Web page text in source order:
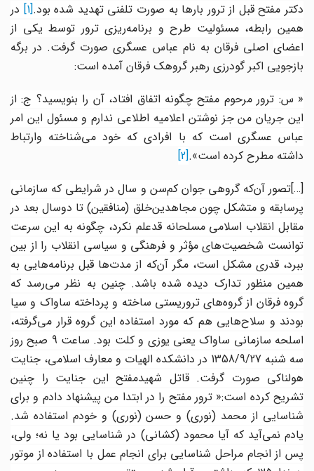
دکتر مفتح قبل از ترور بارها به صورت تلفنی تهدید شده بود.[1] در
همین رابطه، مسئولیت طرح و برنامه‌ریزی ترور توسط یکی از
اعضایاصلی فرقان به نام عباس عسگری صورت گرفت. در برگه
بازجویی اکبر گودرزی رهبر گروهک فرقان آمده است:
« س: ترور مرحوم مفتح چگونه اتفاق افتاد، آن را بنویسید؟ ج: از
این جریان من جز نوشتن اعلامیه اطلاعی ندارم و مسئول این امر
عباس عسگری است که با افرادی که خود می‌‌شناخته و ارتباط
داشته مطرح کرده است».[2]
[…]تصور آنکه گروهی جوان کم‌سن و سال در شرایطی که سازمانی
پرسابقه و متشکل چون مجاهدین‌خلق (منافقین) تا دوسال بعد در
مقابل انقلاب اسلامی ‌‌مسلحانه قدعلم نکرد، چگونه به این سرعت
توانست شخصیت‌های مؤثر و فرهنگی و سیاسی انقلاب را از بین
ببرد، قدری مشکل است، مگر آن‌که از مدت‌ها قبل برنامه‌هایی به
همین منظور تدارک دیده شده باشد. چنین به نظر می‌‌رسد که
گروه فرقان از گروه‌های تروریستی ساخته و پرداخته ساواک و سیا
بودند و سلاح‌هایی هم که مورد استفاده این گروه قرار می‌‌گرفته،
اسلحه سازمانی ساواک یعنی یوزی و کلت بود. ساعت 9 صبح روز
سه شنبه 1358/9/27 در دانشکده الهیات و معارف اسلامی، جنایت
هولناکی صورت گرفت. قاتل شهیدمفتح این جنایت را چنین
تشریح کرده است:« ترور مفتح را در ابتدا من پیشنهاد دادم و برای
شناسایی از محمد (نوری) و حسن (نوری) و خودم استفاده شد.
یادم نمی‌‌آید که آیا محمود (کشانی) در شناسایی بود یا نه؛ ولی،
پس از انجام مراحل شناسایی برای انجام عمل با استفاده از موتور